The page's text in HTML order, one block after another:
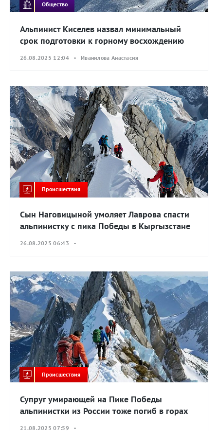
Общество
Альпинист Киселев назвал минимальный
срок подготовки к горному восхождению
26.08.2025 12:04 • Иванилова Анастасия
Происшествия
Сын Наговицыной умоляет Лаврова спасти
альпинистку с пика Победы в Кыргызстане
26.08.2025 06:43 •
Происшествия
Супруг умирающей на Пике Победы
альпинистки из России тоже погиб в горах
21.08.2025 07:59 •